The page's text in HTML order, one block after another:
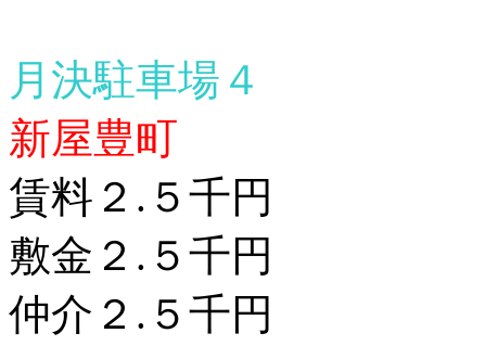
月決駐車場４
新屋豊町
賃料２.５千円
敷金２.５千円
仲介２.５千円